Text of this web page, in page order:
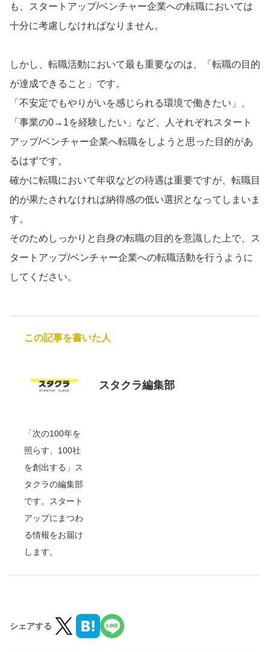
も、スタートアップ/ベンチャー企業への転職においては
十分に考慮しなければなりません。
しかし、転職活動において最も重要なのは、「転職の目的
が達成できること」です。
「不安定でもやりがいを感じられる環境で働きたい」、
「事業の0→1を経験したい」など、人それぞれスタート
アップ/ベンチャー企業へ転職をしようと思った目的があ
るはずです。
確かに転職において年収などの待遇は重要ですが、転職目
的が果たされなければ納得感の低い選択となってしまいま
す。
そのためしっかりと自身の転職の目的を意識した上で、ス
タートアップ/ベンチャー企業への転職活動を行うように
してください。
この記事を書いた人
スタクラ編集部
「次の100年を
照らす、100社
を創出する」ス
タクラの編集部
です。スタート
アップにまつわ
る情報をお届け
します。
シェアする